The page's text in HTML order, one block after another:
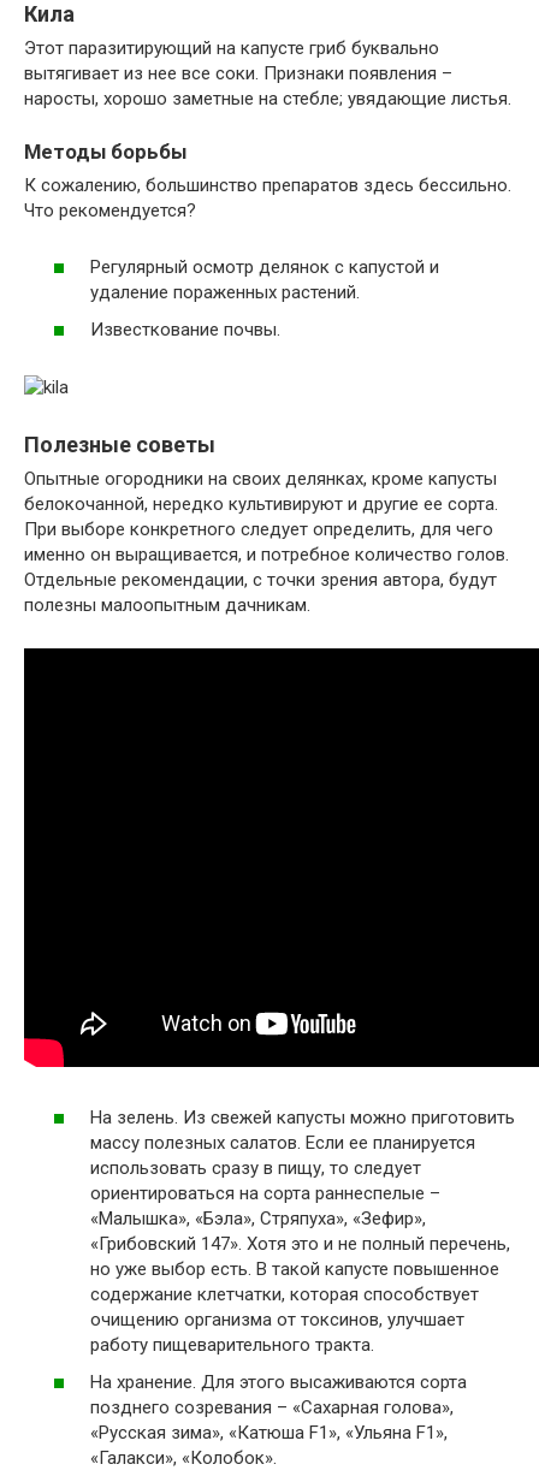
Кила
Этот паразитирующий на капусте гриб буквально
вытягивает из нее все соки. Признаки появления –
наросты, хорошо заметные на стебле; увядающие листья.
Методы борьбы
К сожалению, большинство препаратов здесь бессильно.
Что рекомендуется?
Регулярный осмотр делянок с капустой и
удаление пораженных растений.
Известкование почвы.
Полезные советы
Опытные огородники на своих делянках, кроме капусты
белокочанной, нередко культивируют и другие ее сорта.
При выборе конкретного следует определить, для чего
именно он выращивается, и потребное количество голов.
Отдельные рекомендации, с точки зрения автора, будут
полезны малоопытным дачникам.
На зелень. Из свежей капусты можно приготовить
массу полезных салатов. Если ее планируется
использовать сразу в пищу, то следует
ориентироваться на сорта раннеспелые –
«Малышка», «Бэла», Стряпуха», «Зефир»,
«Грибовский 147». Хотя это и не полный перечень,
но уже выбор есть. В такой капусте повышенное
содержание клетчатки, которая способствует
очищению организма от токсинов, улучшает
работу пищеварительного тракта.
На хранение. Для этого высаживаются сорта
позднего созревания – «Сахарная голова»,
«Русская зима», «Катюша F1», «Ульяна F1»,
«Галакси», «Колобок».